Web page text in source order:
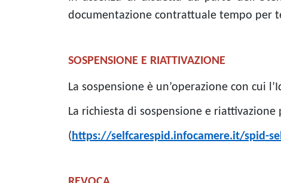
documentazione contrattuale tempo per
SOSPENSIONE E RIATTIVAZIONE
La sospensione è un’operazione con cui
La richiesta di sospensione e
(https://selfcarespid.infocamere.it/spid-